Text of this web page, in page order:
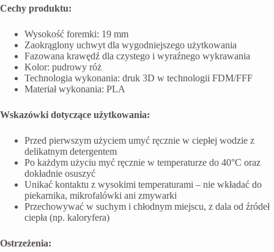
Cechy produktu:
Wysokość foremki: 19 mm
Zaokrąglony uchwyt dla wygodniejszego użytkowania
Fazowana krawędź dla czystego i wyraźnego wykrawania
Kolor: pudrowy róż
Technologia wykonania: druk 3D w technologii FDM/FFF
Materiał wykonania: PLA
Wskazówki dotyczące użytkowania:
Przed pierwszym użyciem umyć ręcznie w ciepłej wodzie z
delikatnym detergentem
Po każdym użyciu myć ręcznie w temperaturze do 40°C oraz
dokładnie osuszyć
Unikać kontaktu z wysokimi temperaturami – nie wkładać do
piekarnika, mikrofalówki ani zmywarki
Przechowywać w suchym i chłodnym miejscu, z dala od źródeł
ciepła (np. kaloryfera)
Ostrzeżenia: